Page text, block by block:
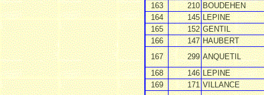
163
210 BOUDEHEN
164
145 LEPINE
165
152 GENTIL
166
147 HAUBERT
167
299 ANQUETIL
168
146 LEPINE
169
171 VILLANCE